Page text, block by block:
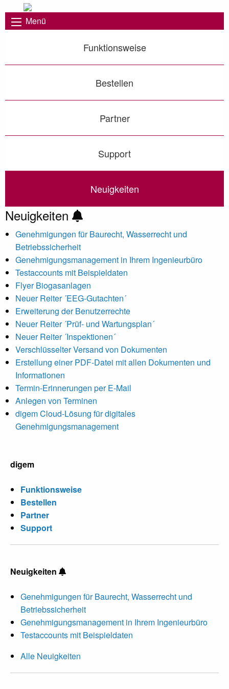
Menü
Funktionsweise
Bestellen
Partner
Support
Neuigkeiten
Neuigkeiten
Genehmigungen für Baurecht, Wasserrecht und
Betriebssicherheit
Genehmigungsmanagement in Ihrem Ingenieurbüro
Testaccounts mit Beispieldaten
Flyer Biogasanlagen
Neuer Reiter ´EEG-Gutachten´
Erweiterung der Benutzerrechte
Neuer Reiter ´Prüf- und Wartungsplan´
Neuer Reiter ´Inspektionen´
Verschlüsselter Versand von Dokumenten
Erstellung einer PDF-Datei mit allen Dokumenten und
Informationen
Termin-Erinnerungen per E-Mail
Anlegen von Terminen
digem Cloud-Lösung für digitales
Genehmigungsmanagement
digem
Funktionsweise
Bestellen
Partner
Support
Neuigkeiten
Genehmigungen für Baurecht, Wasserrecht und
Betriebssicherheit
Genehmigungsmanagement in Ihrem Ingenieurbüro
Testaccounts mit Beispieldaten
Alle Neuigkeiten